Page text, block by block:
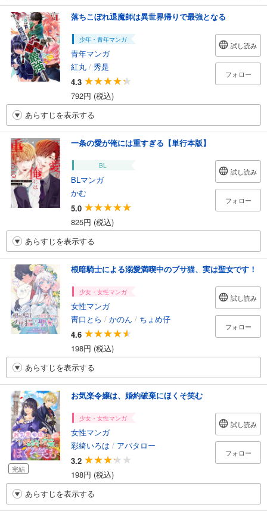
落ちこぼれ退魔師は異世界帰りで最強となる
少年・青年マンガ
青年マンガ
紅丸 / 秀是
4.3
792円 (税込)
試し読み
フォロー
あらすじを表示する
一条の愛が俺には重すぎる【単行本版】
BL
BLマンガ
かむ
5.0
825円 (税込)
試し読み
フォロー
あらすじを表示する
根暗騎士による溺愛満喫中のブサ猫、実は聖女です！
少女・女性マンガ
女性マンガ
靑口とら / かのん / ちょめ仔
4.6
198円 (税込)
試し読み
フォロー
あらすじを表示する
完結
お気楽令嬢は、婚約破棄にほくそ笑む
少女・女性マンガ
女性マンガ
彩綺いろは / アバタロー
3.2
198円 (税込)
試し読み
フォロー
あらすじを表示する